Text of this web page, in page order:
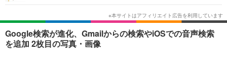
韓国・芸能
音楽 スポーツ
ライフTOP グルメ
ペット ショッピング
リリース一覧
プッシュ通知の停止方法
Google検索が進化、Gmailからの検索やiOSでの音声検索
を追加 2枚目の写真・画像